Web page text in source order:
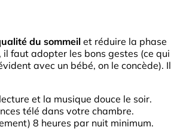
du sommeil et réduire la phase
il faut adopter les bons gestes (ce qui
avec un bébé, on le concède). Il
et la musique douce le soir.
télé dans votre chambre.
8 heures par nuit minimum.